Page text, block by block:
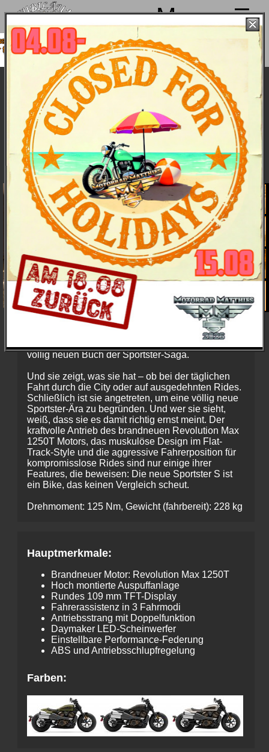
Menu
Harley-Davidson Sportster S Modelljahr
2022 - Bike & Bildergalerie
Bike & Bilder
Hauptmerkmale
Daten
Farben und Preise
Understatement? Ist nicht ihr Ding.
völlig neuen Buch der Sportster-Saga.
Und sie zeigt, was sie hat – ob bei der täglichen
Fahrt durch die City oder auf ausgedehnten Rides.
Schließlich ist sie angetreten, um eine völlig neue
Sportster-Ära zu begründen. Und wer sie sieht,
weiß, dass sie es damit richtig ernst meint. Der
kraftvolle Antrieb des brandneuen Revolution Max
1250T Motors, das muskulöse Design im Flat-
Track-Style und die aggressive Fahrerposition für
kompromisslose Rides sind nur einige ihrer
Features, die beweisen: Die neue Sportster S ist
ein Bike, das keinen Vergleich scheut.
Drehmoment: 125 Nm, Gewicht (fahrbereit): 228 kg
Hauptmerkmale:
Brandneuer Motor: Revolution Max 1250T
Hoch montierte Auspuffanlage
Rundes 109 mm TFT-Display
Fahrerassistenz in 3 Fahrmodi
Antriebsstrang mit Doppelfunktion
Daymaker LED-Scheinwerfer
Einstellbare Performance-Federung
ABS und Antriebsschlupfregelung
Farben: